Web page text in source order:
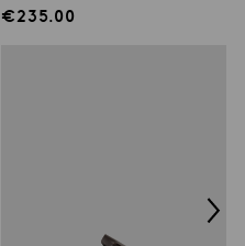
Preis
Verkaufspreis
€235.00